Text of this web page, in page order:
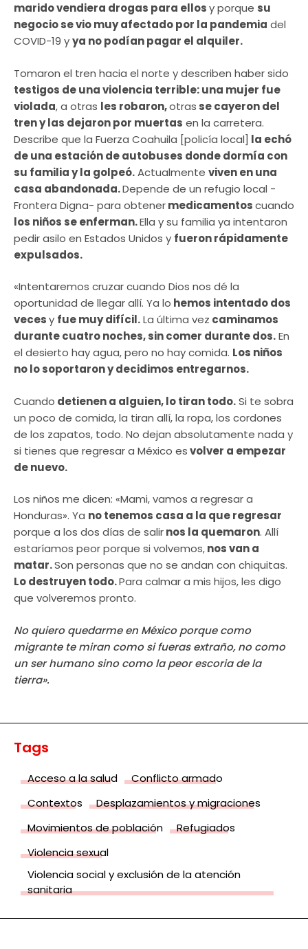
marido vendiera drogas para ellosy porque su
negocio se vio muy afectado por la pandemia del
COVID-19 yya no podían pagar el alquiler.
Tomaron el tren hacia el norte y describen haber sido
testigos de una violencia terrible: una mujer fue
violada, a otras les robaron,otras se cayeron del
tren y las dejaron por muertas en la carretera.
Describe que la Fuerza Coahuila [policía local] la echó
de una estación de autobuses donde dormía con
su familia y la golpeó.Actualmente viven en una
casa abandonada.Depende de un refugio local -
Frontera Digna- para obtenermedicamentoscuando
los niños se enferman.Ella y su familia ya intentaron
pedir asilo en Estados Unidos y fueron rápidamente
expulsados.
«Intentaremos cruzar cuando Dios nos dé la
oportunidad de llegar allí. Ya lo hemos intentado dos
vecesy fue muy difícil.La última vez caminamos
durante cuatro noches, sin comer durante dos.En
el desierto hay agua, pero no hay comida. Los niños
no lo soportaron y decidimos entregarnos.
Cuando detienen a alguien, lo tiran todo.Si te sobra
un poco de comida, la tiran allí, la ropa, los cordones
de los zapatos, todo. No dejan absolutamente nada y
si tienes que regresar a México esvolver a empezar
de nuevo.
Los niños me dicen: «Mami, vamos a regresar a
Honduras». Ya no tenemos casa a la que regresar
porque a los dos días de salirnos la quemaron. Allí
estaríamos peor porque si volvemos,nos van a
matar.Son personas que no se andan con chiquitas.
Lo destruyen todo.Para calmar a mis hijos, les digo
que volveremos pronto.
No quiero quedarme en México porque como
migrante te miran como si fueras extraño, no como
un ser humano sino como la peor escoria de la
tierra».
Tags
Acceso a la salud
Conflicto armado
Contextos
Desplazamientos y migraciones
Movimientos de población
Refugiados
Violencia sexual
Violencia social y exclusión de la atención
sanitaria